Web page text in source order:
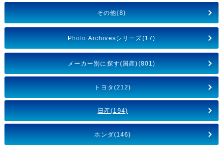
その他(8)
Photo Archivesシリーズ(17)
メーカー別に探す(国産)(801)
トヨタ(212)
日産(194)
ホンダ(146)